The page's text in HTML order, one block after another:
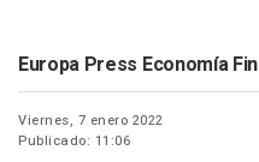
Europa Press Economía
Viernes, 7 enero 2022
Publicado: 11:06